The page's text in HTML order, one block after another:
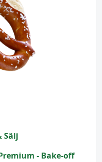
Sälj
- Bake-off